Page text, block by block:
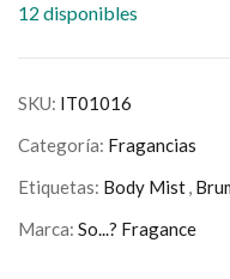
12 disponibles
SKU: IT01016
Categoría: Fragancias
Etiquetas: Body Mist,
Marca: So...? Fragance